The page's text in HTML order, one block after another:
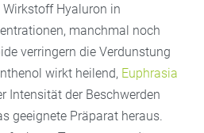
Hyaluron in
manchmal noch
verringern die Verdunstung
wirkt heilend, Euphrasia
Intensität der Beschwerden
geeignete Präparat heraus.